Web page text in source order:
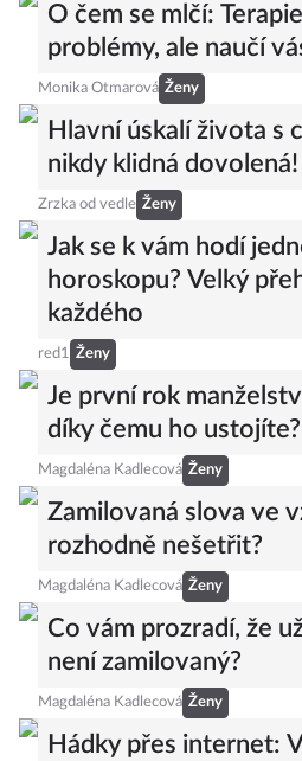
O čem se mlčí:
problémy, ale naučí
Monika Otmarová Ženy
Hlavní úskalí života s
nikdy klidná dovolená!
Zrzka od vedle Ženy
Jak se k vám hodí
horoskopu? Velký
každého
red1 Ženy
Je první rok
díky čemu ho ustojíte?
Magdaléna Kadlecová Ženy
Zamilovaná slova ve
rozhodně nešetřit?
Magdaléna Kadlecová Ženy
Co vám prozradí, že
není zamilovaný?
Magdaléna Kadlecová Ženy
Hádky přes internet: